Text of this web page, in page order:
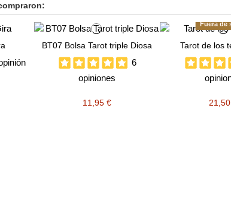
BT07 Bolsa Tarot triple Diosa
6
opiniones
11,95 €
Fuera de
Tarot de los